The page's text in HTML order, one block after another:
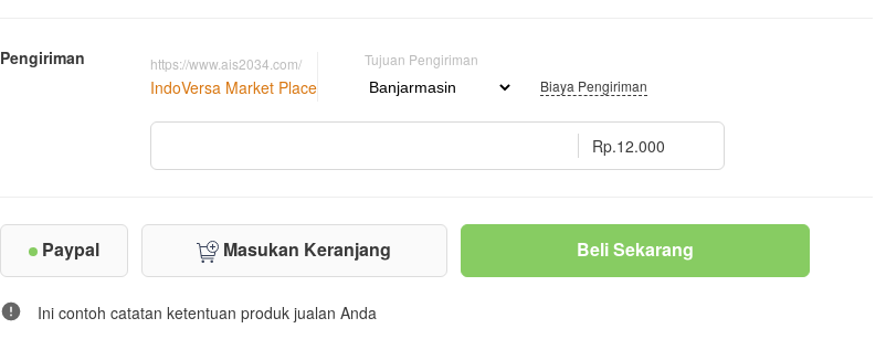
Pengiriman https://www.ais2034.com/
IndoVersa Market Place
Tujuan Pengiriman
Biaya Pengiriman
Rp.12.000
Paypal Masukan Keranjang Beli Sekarang
Ini contoh catatan ketentuan produk jualan Anda